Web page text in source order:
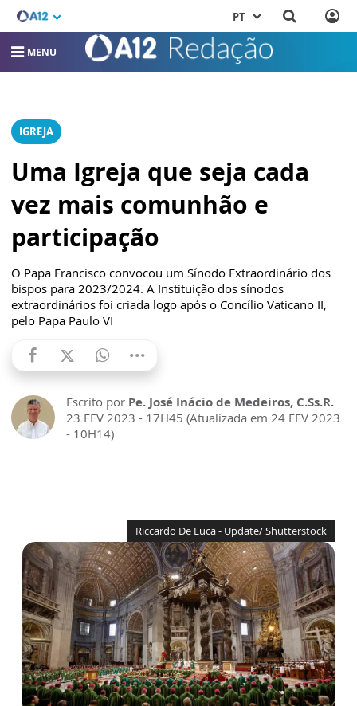
PT
MENU
IGREJA
Uma Igreja que seja cada
vez mais comunhão e
participação
O Papa Francisco convocou um Sínodo Extraordinário dos
bispos para 2023/2024. A Instituição dos sínodos
extraordinários foi criada logo após o Concílio Vaticano II,
pelo Papa Paulo VI
Escrito por Pe. José Inácio de Medeiros, C.Ss.R.
23 FEV 2023 - 17H45 (Atualizada em 24 FEV 2023
- 10H14)
Riccardo De Luca - Update/ Shutterstock